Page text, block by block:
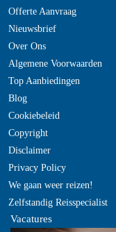
Offerte Aanvraag
Nieuwsbrief
Over Ons
Algemene Voorwaarden
Top Aanbiedingen
Blog
Cookiebeleid
Copyright
Disclaimer
Privacy Policy
We gaan weer reizen!
Zelfstandig Reisspecialist
Vacatures